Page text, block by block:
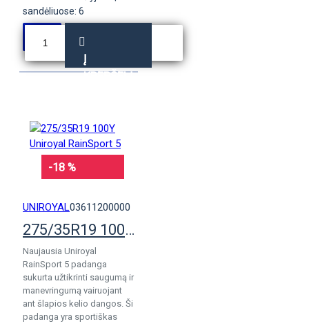
sandėliuose: 6
Į
KREPŠELĮ
-18 %
UNIROYAL03611200000
275/35R19 100Y Uniroyal RainSport 5
Naujausia Uniroyal
RainSport 5 padanga
sukurta užtikrinti saugumą ir
manevringumą vairuojant
ant šlapios kelio dangos. Ši
padanga yra sportiškas